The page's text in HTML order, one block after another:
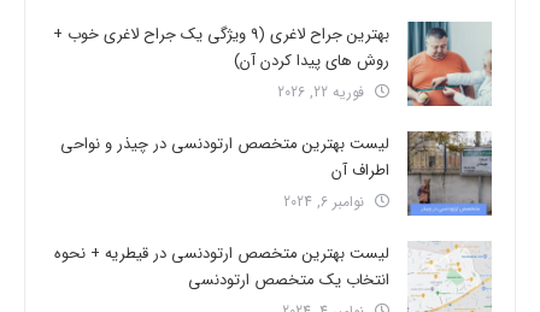
بهترین جراح لاغری (9 ویژگی یک جراح لاغری خوب +
روش های پیدا کردن آن)
فوریه 22, 2026
لیست بهترین متخصص ارتودنسی در چیذر و نواحی
اطراف آن
نوامبر 6, 2024
لیست بهترین متخصص ارتودنسی در قیطریه + نحوه
انتخاب یک متخصص ارتودنسی